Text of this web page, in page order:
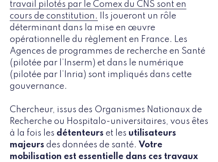
travail pilotés par le Comex du CNS sont en
cours de constitution.
Ils joueront un rôle
déterminant dans la mise en œuvre
opérationnelle du règlement en France. Les
Agences de programmes de recherche en Santé
(pilotée par l’Inserm) et dans le numérique
(pilotée par l’Inria) sont impliqués dans cette
gouvernance.
Chercheur, issus des Organismes Nationaux de
Recherche ou Hospitalo-universitaires, vous êtes
à la fois les détenteurs et les utilisateurs
majeurs des données de santé. Votre
mobilisation est essentielle dans ces travaux